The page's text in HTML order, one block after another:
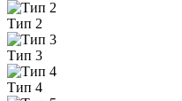
Тип 2
Тип 3
Тип 4